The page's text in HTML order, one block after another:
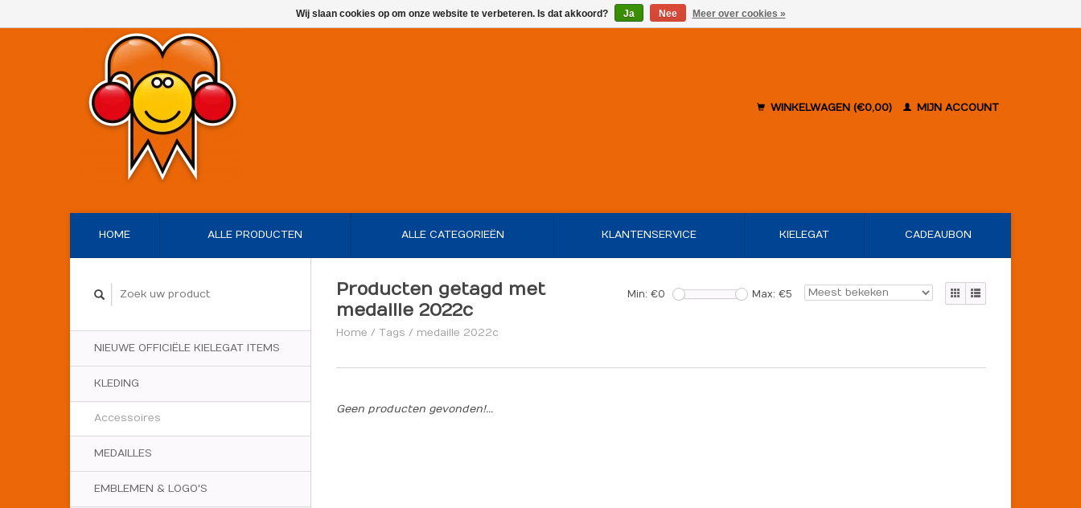
WINKELWAGEN (€0,00) MIJN ACCOUNT
HOME ALLE PRODUCTEN ALLE CATEGORIEËN KLANTENSERVICE KIELEGAT CADEAUBON
NIEUWE OFFICIËLE KIELEGAT ITEMS
KLEDING
Accessoires
MEDAILLES
EMBLEMEN & LOGO'S
Producten getagd met
medaille 2022c
Home / Tags / medaille 2022c
Min: €0 Max: €5
Geen producten gevonden!...
Wij slaan cookies op om onze website te verbeteren. Is dat akkoord? Ja Nee Meer over cookies »